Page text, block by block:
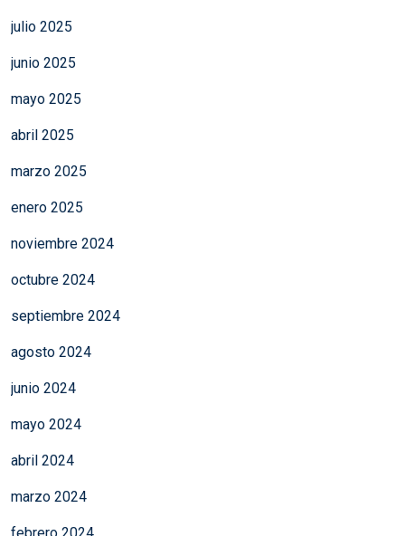
julio 2025
junio 2025
mayo 2025
abril 2025
marzo 2025
enero 2025
noviembre 2024
octubre 2024
septiembre 2024
agosto 2024
junio 2024
mayo 2024
abril 2024
marzo 2024